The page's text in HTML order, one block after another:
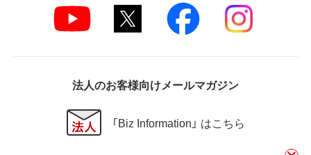
法人のお客様向けメールマガジン
「Biz Information」 はこちら